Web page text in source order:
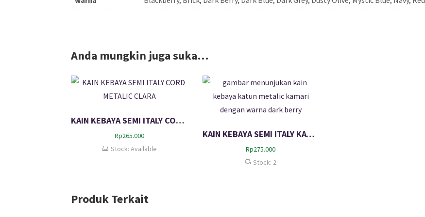
Anda mungkin juga suka…
KAIN KEBAYA SEMI ITALY CORD METALIC CLARA
Rp265.000
Stock: Available
KAIN KEBAYA SEMI ITALY KATUN METALIC KAMARI – Dark Berry
Rp275.000
Stock: 2
Produk Terkait